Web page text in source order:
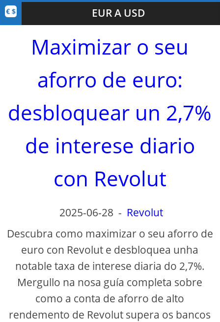
EUR A USD
Maximizar o seu
aforro de euro:
desbloquear un 2,7%
de interese diario
con Revolut
2025-06-28 - Revolut
Descubra como maximizar o seu aforro de
euro con Revolut e desbloquea unha
notable taxa de interese diaria do 2,7%.
Mergullo na nosa guía completa sobre
como a conta de aforro de alto
rendemento de Revolut supera os bancos